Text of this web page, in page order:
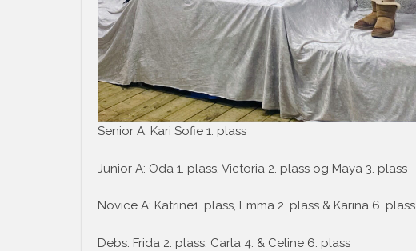
Senior A: Kari Sofie 1. plass
Junior A: Oda 1. plass, Victoria 2. plass og Maya 3. plass
Novice A: Katrine1. plass, Emma 2. plass & Karina 6. plass
Debs: Frida 2. plass, Carla 4. & Celine 6. plass